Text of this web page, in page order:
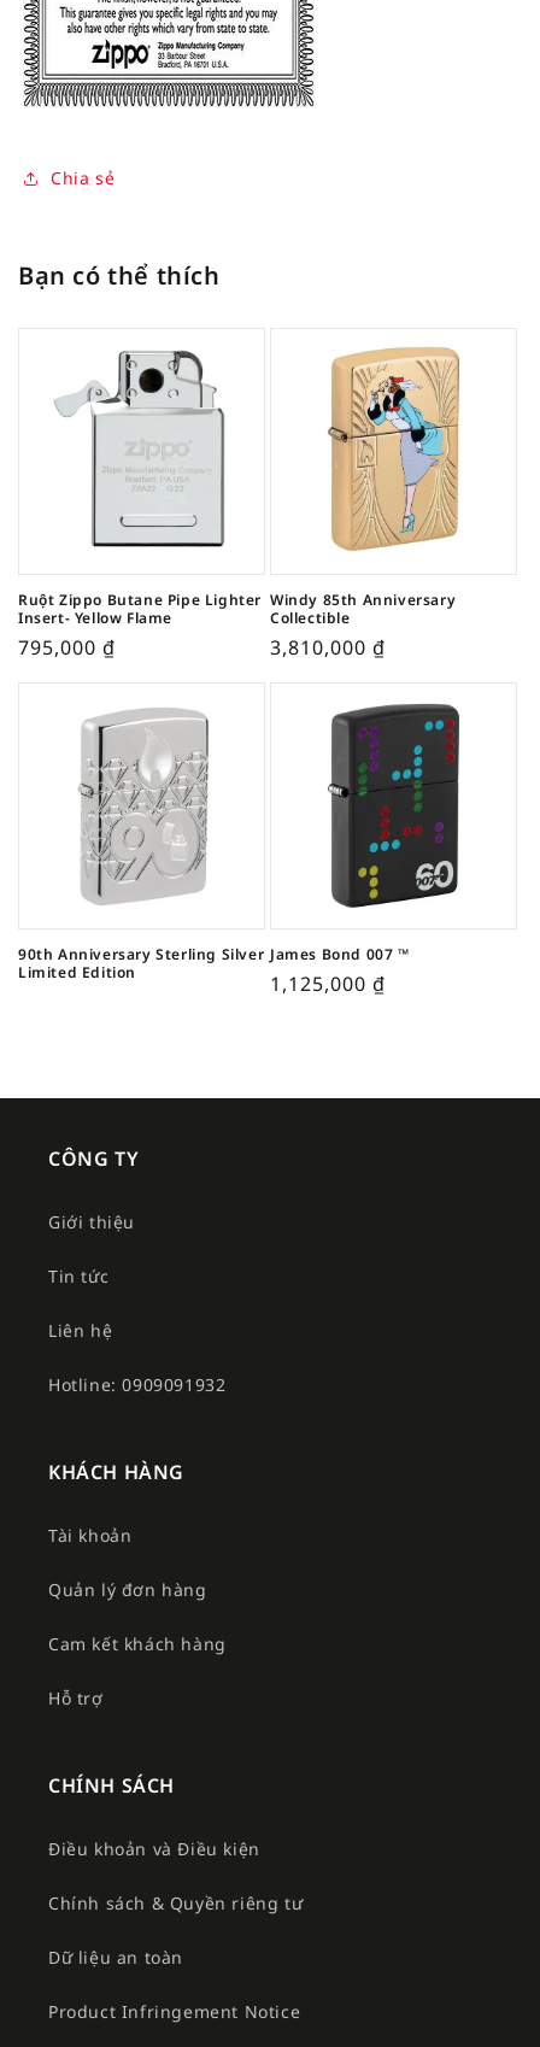
Chia sẻ
Bạn có thể thích
Ruột Zippo Butane Pipe Lighter
Insert- Yellow Flame
795,000 ₫
Windy 85th Anniversary
Collectible
3,810,000 ₫
90th Anniversary Sterling Silver
Limited Edition
James Bond 007 ™
1,125,000 ₫
CÔNG TY
Giới thiệu
Tin tức
Liên hệ
Hotline: 0909091932
KHÁCH HÀNG
Tài khoản
Quản lý đơn hàng
Cam kết khách hàng
Hỗ trợ
CHÍNH SÁCH
Điều khoản và Điều kiện
Chính sách & Quyền riêng tư
Dữ liệu an toàn
Product Infringement Notice